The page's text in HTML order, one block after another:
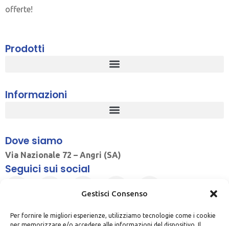
Gestisci Consenso
Per fornire le migliori esperienze, utilizziamo tecnologie come i cookie
offerte!
Prodotti
Informazioni
Dove siamo
Via Nazionale 72 – Angri (SA)
Seguici sui social